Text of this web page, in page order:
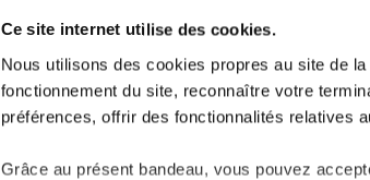
Ce site internet utilise des cookies.
Nous utilisons des cookies propres au site de
fonctionnement du site, reconnaître votre
préférences, offrir des fonctionnalités relatives
Grâce au présent bandeau, vous pouvez